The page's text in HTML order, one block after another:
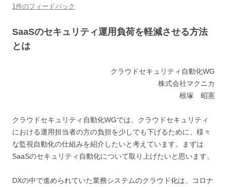
1件のフィードバック
SaaSのセキュリティ運用負荷を軽減させる方法
とは
クラウドセキュリティ自動化WG
株式会社マクニカ
根塚 昭憲
クラウドセキュリティ自動化WGでは、クラウドセキュリティ
における運用担当者の方の負担を少しでも下げるために、様々
な監視自動化の仕組みを紹介したいと考えています。まずは
SaaSのセキュリティ自動化について取り上げたいと思います。
DXの中で進められていた業務システムのクラウド化は、コロナ